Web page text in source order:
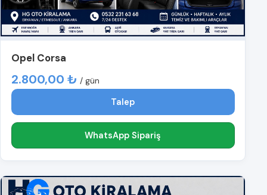
Opel Corsa
2.800,00 ₺ / gün
Talep
WhatsApp Sipariş